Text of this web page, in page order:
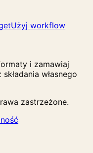
Użyj workflow
i zamawiaj
własnego
zastrzeżone.